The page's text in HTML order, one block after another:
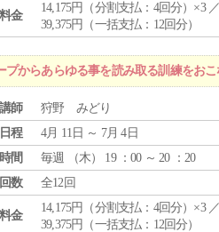
料金
14,175円（分割支払：4回分）×3
39,375円（一括支払：12回分）
からあらゆる事を読み取る訓練をおこ
講師
狩野 みどり
日程
4月 11日 ～ 7月 4日
時間
毎週 （木） 19 ：00 ～ 20 ：20
回数
全12回
料金
14,175円（分割支払：4回分）×3
39,375円（一括支払：12回分）